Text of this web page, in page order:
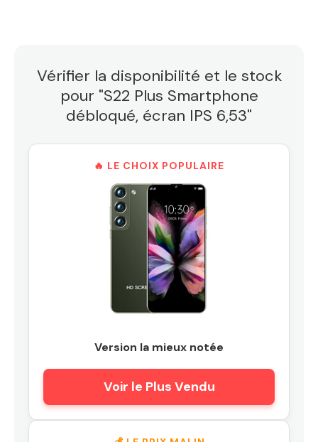
Vérifier la disponibilité et le stock
pour "S22 Plus Smartphone
débloqué, écran IPS 6,53"
🔥 LE CHOIX POPULAIRE
Version la mieux notée
Voir le Plus Vendu